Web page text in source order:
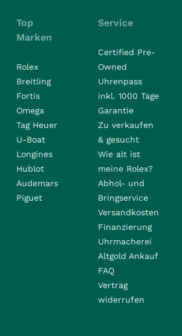
Top
Marken
Rolex
Breitling
Fortis
Omega
Tag Heuer
U-Boat
Longines
Hublot
Audemars
Piguet
Service
Certified Pre-
Owned
Uhrenpass
inkl. 1000 Tage
Garantie
Zu verkaufen
& gesucht
Wie alt ist
meine Rolex?
Abhol- und
Bringservice
Versandkosten
Finanzierung
Uhrmacherei
Altgold Ankauf
FAQ
Vertrag
widerrufen